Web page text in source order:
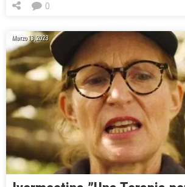
0
Marzo 13, 2023